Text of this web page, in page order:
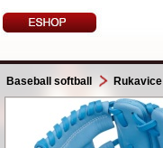
Baseball softball Rukavice